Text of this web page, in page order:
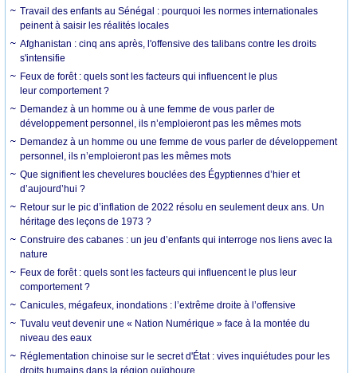
Travail des enfants au Sénégal : pourquoi les normes internationales
peinent à saisir les réalités locales
Afghanistan : cinq ans après, l'offensive des talibans contre les droits
s'intensifie
Feux de forêt : quels sont les facteurs qui influencent le plus
leur comportement ?
Demandez à un homme ou à une femme de vous parler de
développement personnel, ils n’emploieront pas les mêmes mots
Demandez à un homme ou une femme de vous parler de développement
personnel, ils n’emploieront pas les mêmes mots
Que signifient les chevelures bouclées des Égyptiennes d’hier et
d’aujourd’hui ?
Retour sur le pic d’inflation de 2022 résolu en seulement deux ans. Un
héritage des leçons de 1973 ?
Construire des cabanes : un jeu d’enfants qui interroge nos liens avec la
nature
Feux de forêt : quels sont les facteurs qui influencent le plus leur
comportement ?
Canicules, mégafeux, inondations : l’extrême droite à l’offensive
Tuvalu veut devenir une « Nation Numérique » face à la montée du
niveau des eaux
Réglementation chinoise sur le secret d'État : vives inquiétudes pour les
droits humains dans la région ouïghoure